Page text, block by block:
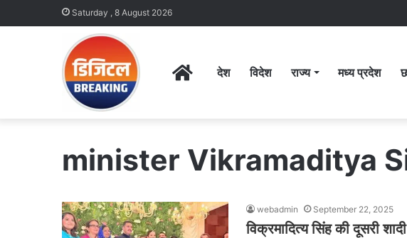
Saturday , 8 August 2026
Homeदेश विदेश राज्य मध्य प्रदेश
minister Vikramaditya
webadmin September 22, 2025
विक्रमादित्य सिंह की दूसरी